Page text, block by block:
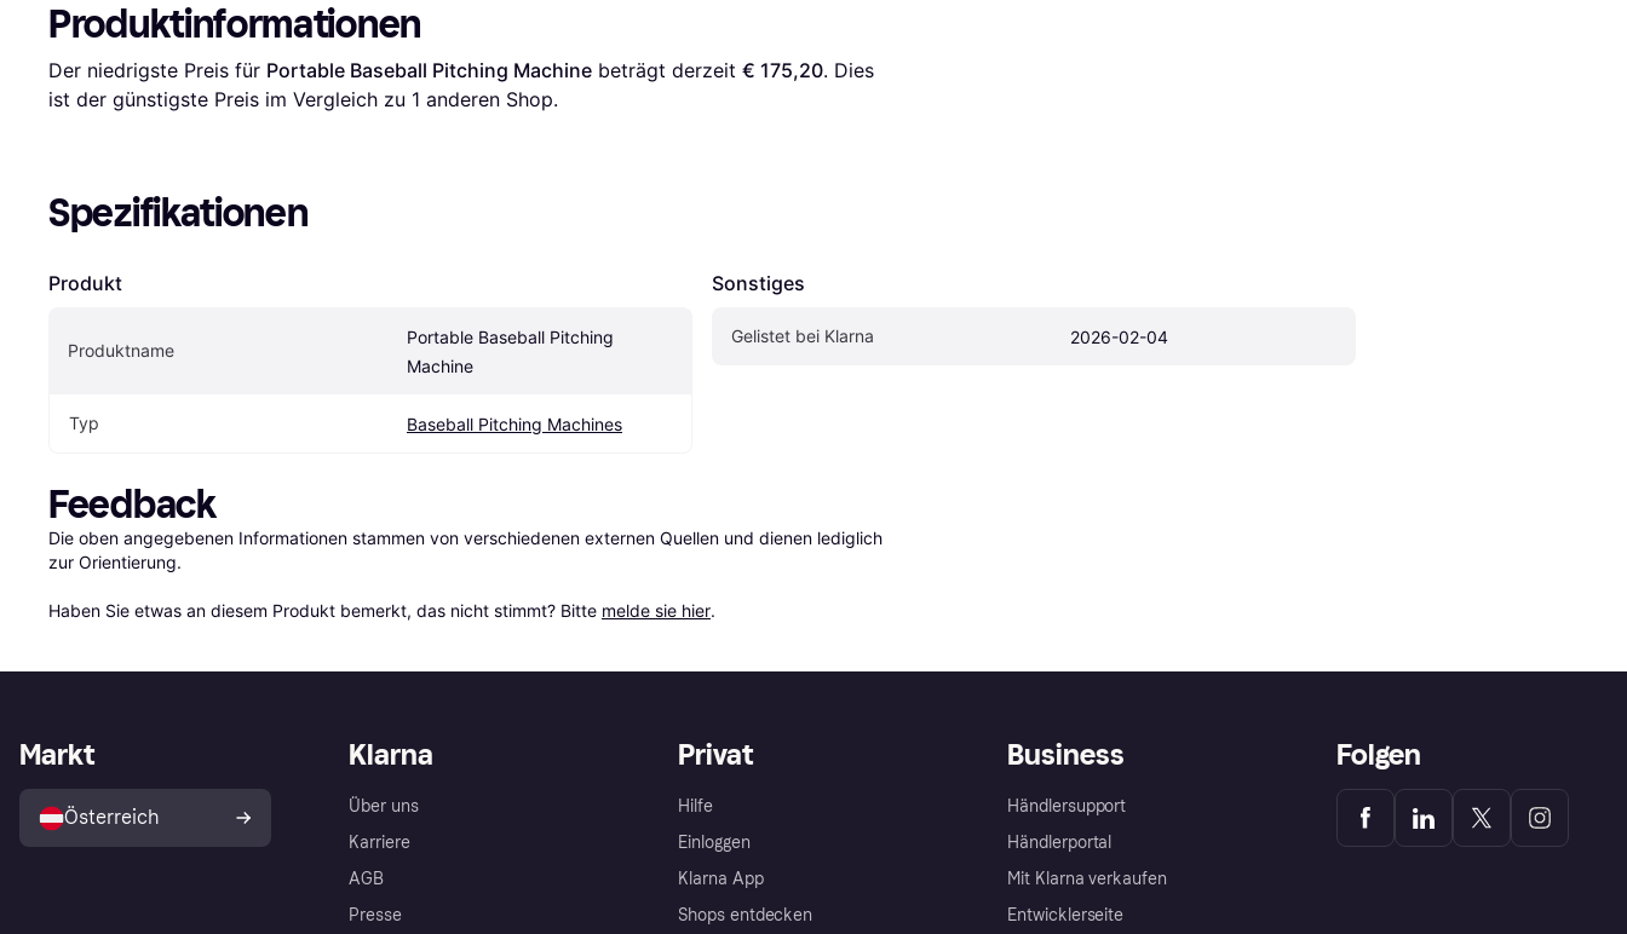
Produktinformationen
Der niedrigste Preis für Portable Baseball Pitching Machine beträgt derzeit € 175,20. Dies
ist der günstigste Preis im Vergleich zu 1 anderen Shop.
Spezifikationen
Produkt
Produktname
Portable Baseball Pitching
Machine
Typ Baseball Pitching Machines
Sonstiges
Gelistet bei Klarna 2026-02-04
Feedback
Die oben angegebenen Informationen stammen von verschiedenen externen Quellen und dienen lediglich
zur Orientierung.
Haben Sie etwas an diesem Produkt bemerkt, das nicht stimmt? Bitte melde sie hier.
Klarna
Über uns
Karriere
AGB
Presse
Privat
Hilfe
Einloggen
Klarna App
Shops entdecken
Business
Händlersupport
Händlerportal
Mit Klarna verkaufen
Entwicklerseite
Markt
Österreich
Folgen